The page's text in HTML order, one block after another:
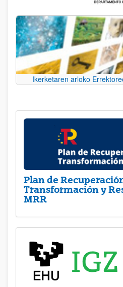
Ikerketaren arloko
Plan de
Transformación y
MRR